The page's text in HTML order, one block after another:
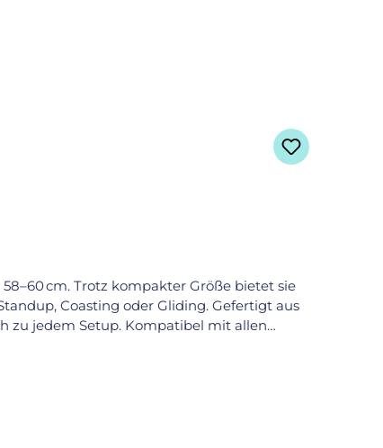
cm. Trotz kompakter Größe bietet sie
Coasting oder Gliding. Gefertigt aus
zu jedem Setup. Kompatibel mit allen